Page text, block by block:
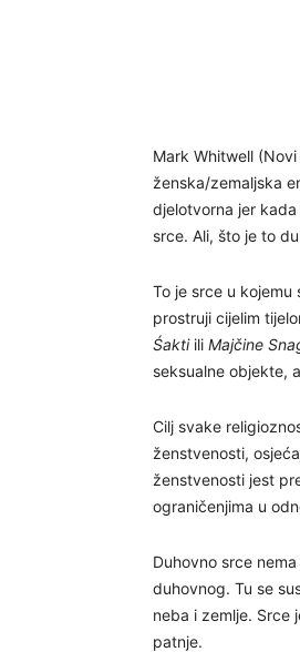
Mark Whitwell
ženska/zemaljska
djelotvorna jer
srce. Ali, što je to
To je srce u
prostruji cijelim
Śaktiili Majčine
seksualne objekte,
Cilj svake
ženstvenosti,
ženstvenosti jest
ograničenjima u
Duhovno srce
duhovnog. Tu se
neba i zemlje. Srce
patnje.